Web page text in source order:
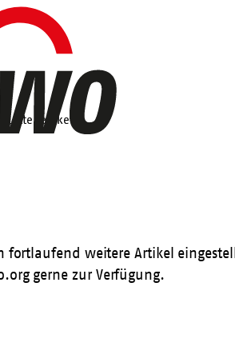
Lotte Lemke
fortlaufend weitere Artikel
gerne zur Verfügung.